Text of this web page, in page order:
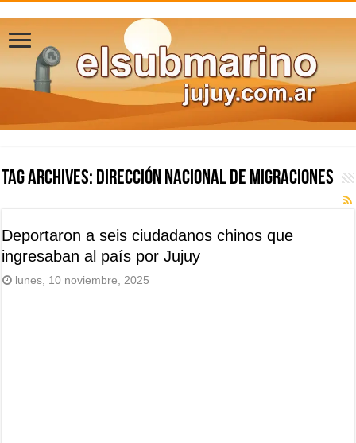
Tag Archives: Dirección Nacional de Migraciones
Deportaron a seis ciudadanos chinos que
ingresaban al país por Jujuy
lunes, 10 noviembre, 2025